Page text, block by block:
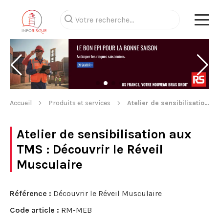
Accueil Produits et services Atelier de sensibilisation aux TMS
Atelier de sensibilisation aux
TMS : Découvrir le Réveil
Musculaire
Référence : Découvrir le Réveil Musculaire
Code article : RM-MEB